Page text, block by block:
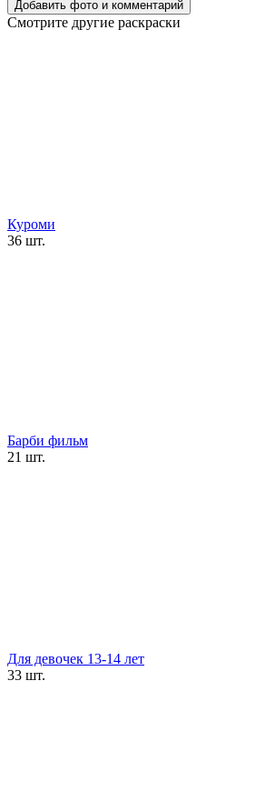
Смотрите другие раскраски
Куроми
36 шт.
Барби фильм
21 шт.
Для девочек 13-14 лет
33 шт.